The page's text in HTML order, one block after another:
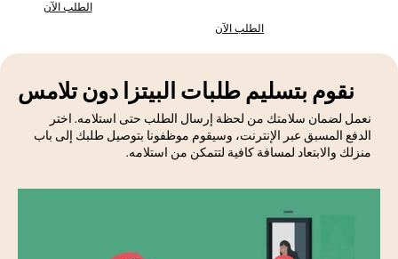
الطلب الآن
الطلب الآن
نقوم بتسليم طلبات البيتزا دون تلامس
نعمل لضمان سلامتك من لحظة إرسال الطلب حتى استلامه. اختر
الدفع المسبق عبر الإنترنت، وسيقوم موظفونا بتوصيل طلبك إلى باب
منزلك والابتعاد لمسافة كافية لتتمكن من استلامه.